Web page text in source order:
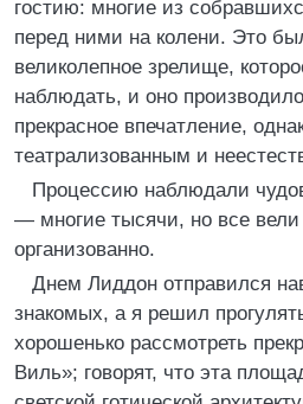
гостию: многие из
перед ними на колени. Это
великолепное зрелище,
наблюдать, и оно
прекрасное впечатление,
театрализованным и
Процессию наблюдали
— многие тысячи, но все вели
организованно.
Днем Лиддон отправился
знакомых, а я решил
хорошенько рассмотреть
Виль»; говорят, что эта